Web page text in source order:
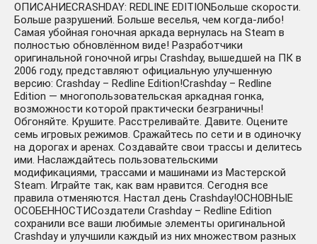
ОПИСАНИЕCRASHDAY: REDLINE EDITIONБольше скорости.
Больше разрушений. Больше веселья, чем когда-либо!
Самая убойная гоночная аркада вернулась на Steam в
полностью обновлённом виде! Разработчики
оригинальной гоночной игры Crashday, вышедшей на ПК в
2006 году, представляют официальную улучшенную
версию: Crashday – Redline Edition!Crashday – Redline
Edition — многопользовательская аркадная гонка,
возможности которой практически безграничны!
Обгоняйте. Крушите. Расстреливайте. Давите. Оцените
семь игровых режимов. Сражайтесь по сети и в одиночку
на дорогах и аренах. Создавайте свои трассы и делитесь
ими. Наслаждайтесь пользовательскими
модификациями, трассами и машинами из Мастерской
Steam. Играйте так, как вам нравится. Сегодня все
правила отменяются. Настал день Crashday!ОСНОВНЫЕ
ОСОБЕННОСТИСоздатели Crashday – Redline Edition
сохранили все ваши любимые элементы оригинальной
Crashday и улучшили каждый из них множеством разных